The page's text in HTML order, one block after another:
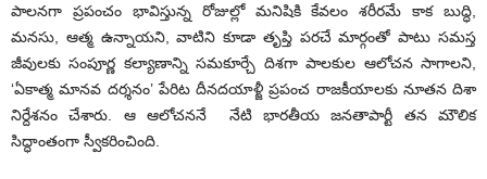
పాలనగా ప్రపంచం భావిస్తున్న రోజుల్లో మనిషికి కేవలం శరీరమే కాక బుద్ధి,
మనసు, ఆత్మ ఉన్నాయని, వాటిని కూడా తృప్తి పరచే మార్గంతో పాటు సమస్త
జీవులకు సంపూర్ణ కల్యాణాన్ని సమకూర్చే దిశగా పాలకుల ఆలోచన సాగాలని,
‘ఏకాత్మ మానవ దర్శనం’ పేరిట దీనదయాళ్జీ ప్రపంచ రాజకీయాలకు నూతన దిశా
నిర్దేశనం చేశారు. ఆ ఆలోచననే నేటి భారతీయ జనతాపార్టీ తన మౌలిక
సిద్ధాంతంగా స్వీకరించింది.